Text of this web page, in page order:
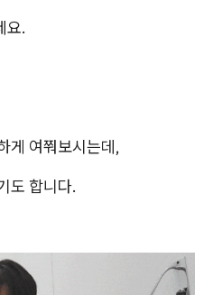
요.
게 여쭤보시는데,
도 합니다.